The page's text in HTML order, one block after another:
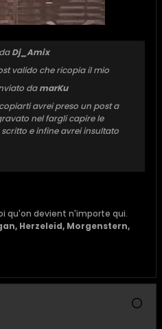
Dj_Amix
valido che ricopia il mio
damarKu
avrei preso un post a
nel fargli capire le
e infine avrei insultato
qu'on devient n'importe qui.
Herzeleid, Morgenstern,